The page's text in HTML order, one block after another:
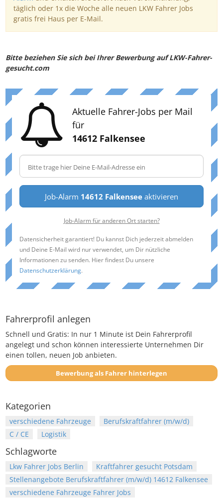
täglich oder 1x die Woche alle neuen LKW Fahrer Jobs
gratis frei Haus per E-Mail.
Bitte beziehen Sie sich bei Ihrer Bewerbung auf LKW-Fahrer-
gesucht.com
Aktuelle Fahrer-Jobs per Mail
für
14612 Falkensee
Job-Alarm 14612 Falkensee aktivieren
Job-Alarm für anderen Ort starten?
Datensicherheit garantiert! Du kannst Dich jederzeit abmelden
und Deine E-Mail wird nur verwendet, um Dir nützliche
Informationen zu senden. Hier findest Du unsere
Datenschutzerklärung.
Fahrerprofil anlegen
Schnell und Gratis: In nur 1 Minute ist Dein Fahrerprofil
angelegt und schon können interessierte Unternehmen Dir
einen tollen, neuen Job anbieten.
Bewerbung als Fahrer hinterlegen
Kategorien
verschiedene Fahrzeuge
Berufskraftfahrer (m/w/d)
C / CE
Logistik
Schlagworte
Lkw Fahrer Jobs Berlin
Kraftfahrer gesucht Potsdam
Stellenangebote Berufskraftfahrer (m/w/d) 14612 Falkensee
verschiedene Fahrzeuge Fahrer Jobs